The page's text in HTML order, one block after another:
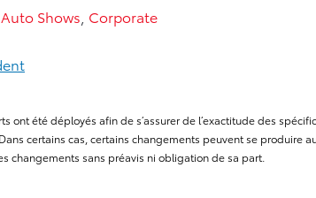
Auto Shows Corporate
ont été déployés afin de s’assurer de l’exactitude des
certains cas, certains changements peuvent se produire
changements sans préavis ni obligation de sa part.